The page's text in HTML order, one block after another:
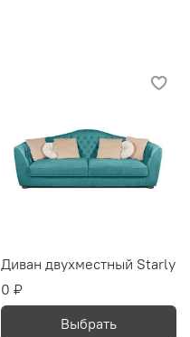
Диван двухместный Starly
0 ₽
Выбрать